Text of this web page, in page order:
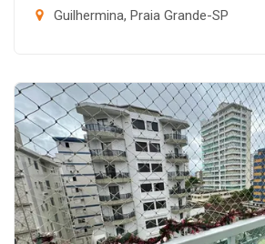
Guilhermina, Praia Grande-SP